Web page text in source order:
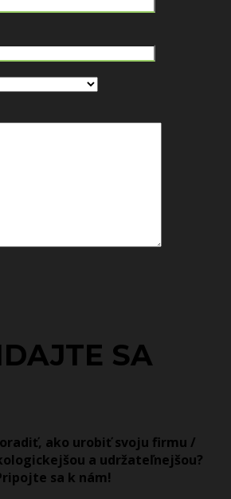
SA
ako urobiť svoju firmu /
a udržateľnejšou?
sa k nám!